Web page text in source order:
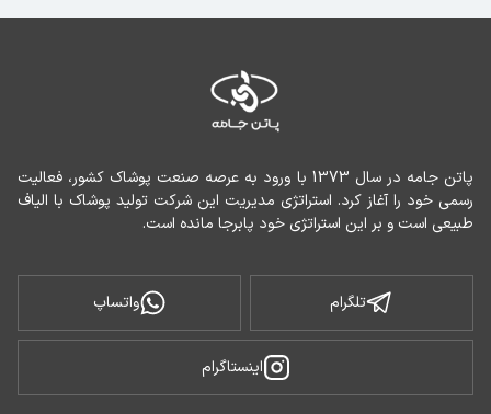
طبیعی است و بر این استراتژی خود پابرجا مانده است.
تلگرام واتساپ
اینستاگرام